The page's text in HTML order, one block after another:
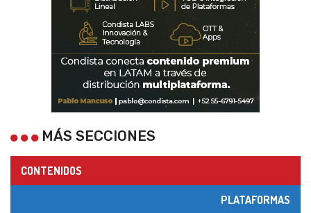
MÁS SECCIONES
CONTENIDOS
PLATAFORMAS